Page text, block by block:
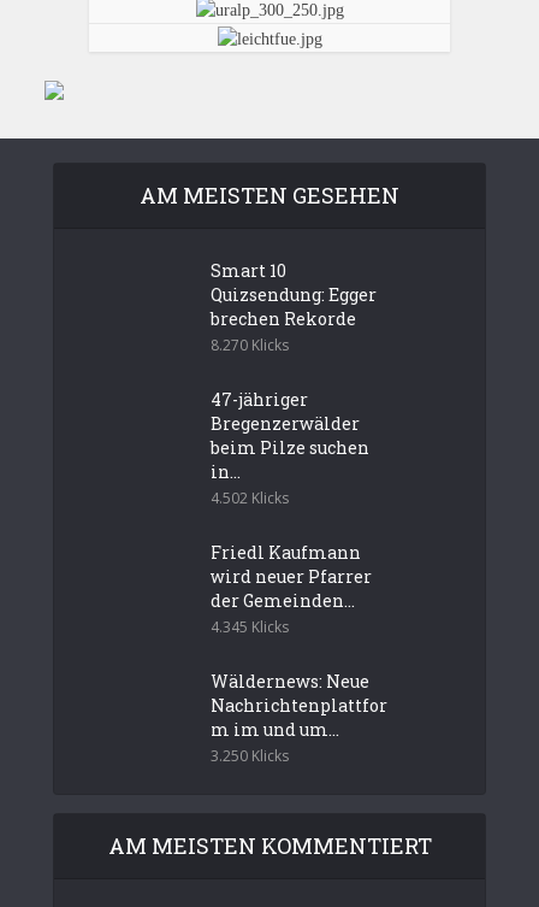
AM MEISTEN GESEHEN
Smart 10
Quizsendung: Egger
brechen Rekorde
8.270 Klicks
47-jähriger
Bregenzerwälder
beim Pilze suchen
in...
4.502 Klicks
Friedl Kaufmann
wird neuer Pfarrer
der Gemeinden...
4.345 Klicks
Wäldernews: Neue
Nachrichtenplattfor
m im und um...
3.250 Klicks
AM MEISTEN KOMMENTIERT